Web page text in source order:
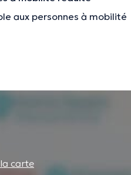
aux personnes à mobilité
carte